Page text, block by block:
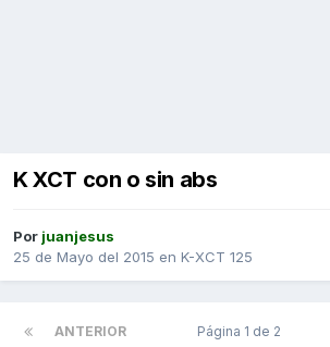
K XCT con o sin abs
Por juanjesus
25 de Mayo del 2015 en K-XCT 125
ANTERIOR Página 1 de 2